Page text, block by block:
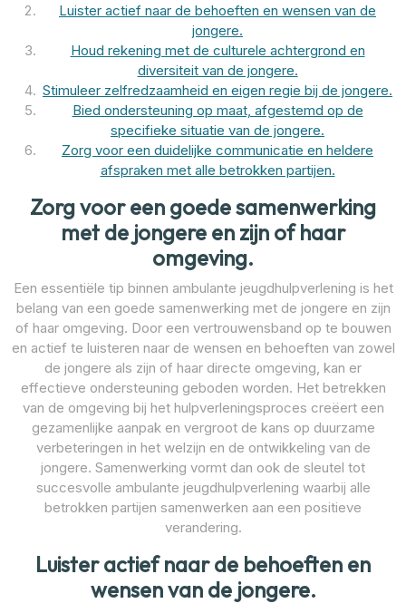
Luister actief naar de behoeften en wensen van de
jongere.
Houd rekening met de culturele achtergrond en
diversiteit van de jongere.
Stimuleer zelfredzaamheid en eigen regie bij de jongere.
Bied ondersteuning op maat, afgestemd op de
specifieke situatie van de jongere.
Zorg voor een duidelijke communicatie en heldere
afspraken met alle betrokken partijen.
Zorg voor een goede samenwerking
met de jongere en zijn of haar
omgeving.
Een essentiële tip binnen ambulante jeugdhulpverlening is het
belang van een goede samenwerking met de jongere en zijn
of haar omgeving. Door een vertrouwensband op te bouwen
en actief te luisteren naar de wensen en behoeften van zowel
de jongere als zijn of haar directe omgeving, kan er
effectieve ondersteuning geboden worden. Het betrekken
van de omgeving bij het hulpverleningsproces creëert een
gezamenlijke aanpak en vergroot de kans op duurzame
verbeteringen in het welzijn en de ontwikkeling van de
jongere. Samenwerking vormt dan ook de sleutel tot
succesvolle ambulante jeugdhulpverlening waarbij alle
betrokken partijen samenwerken aan een positieve
verandering.
Luister actief naar de behoeften en
wensen van de jongere.